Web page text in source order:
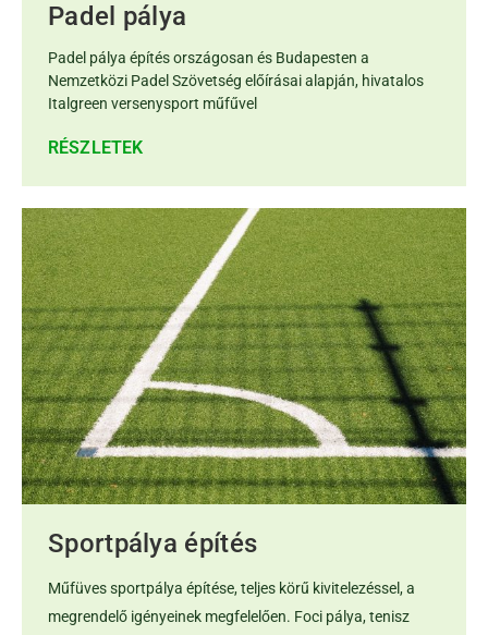
Padel pálya
Padel pálya építés országosan és Budapesten a
Nemzetközi Padel Szövetség előírásai alapján, hivatalos
Italgreen versenysport műfűvel
RÉSZLETEK
Sportpálya építés
Műfüves sportpálya építése, teljes körű kivitelezéssel, a
megrendelő igényeinek megfelelően. Foci pálya, tenisz